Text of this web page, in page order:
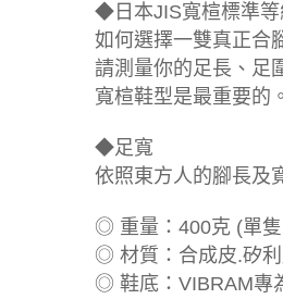
◆日本JIS寬楦標準等
如何選擇一雙真正合
請測量你的足長、足
寬楦鞋型是最重要的
◆足寬
依照東方人的腳長及
◎ 重量：400克 (單
◎ 材質：合成皮.矽利
◎ 鞋底：VIBRAM專